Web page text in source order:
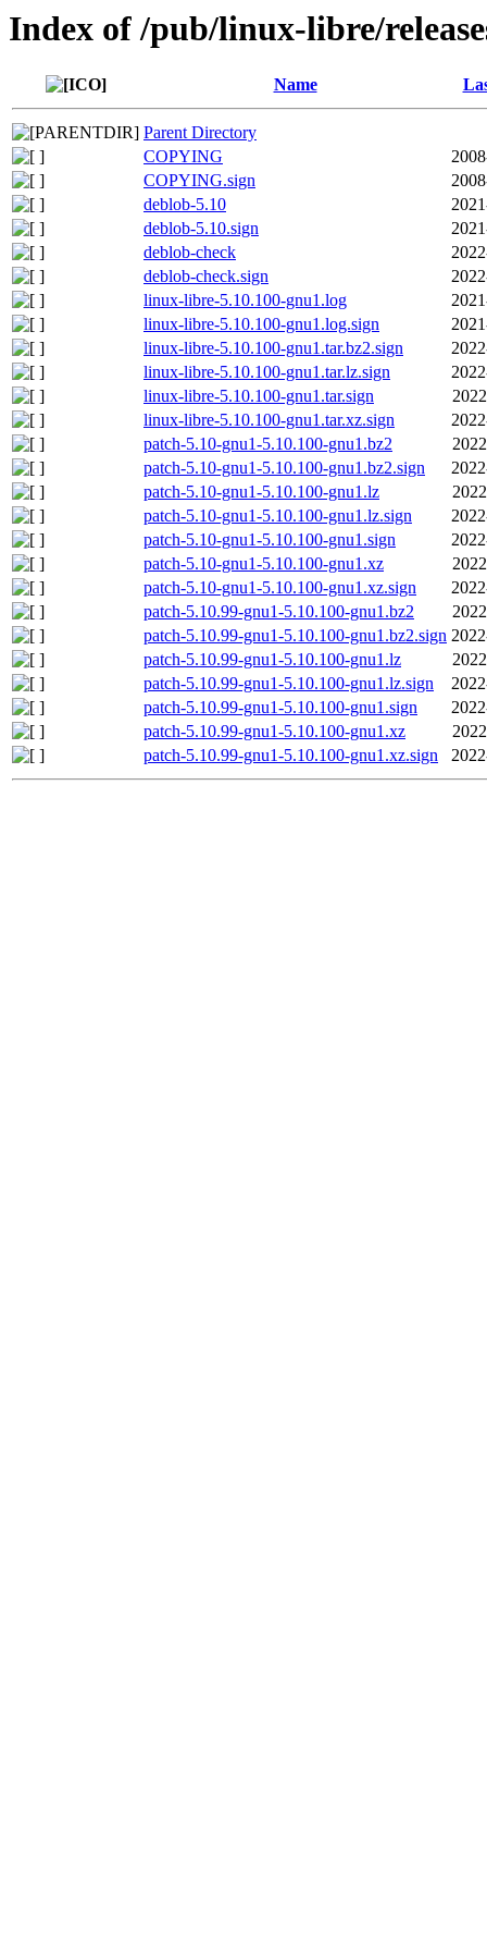
Index of /pub/linux-libre/
Name
Parent Directory
COPYING
COPYING.sign
deblob-5.10
deblob-5.10.sign
deblob-check
deblob-check.sign
linux-libre-5.10.100-gnu1.log
linux-libre-5.10.100-gnu1.log.sign
linux-libre-5.10.100-gnu1.tar.bz2.sign
linux-libre-5.10.100-gnu1.tar.lz.sign
linux-libre-5.10.100-gnu1.tar.sign
linux-libre-5.10.100-gnu1.tar.xz.sign
patch-5.10-gnu1-5.10.100-gnu1.bz2
patch-5.10-gnu1-5.10.100-gnu1.bz2.sign
patch-5.10-gnu1-5.10.100-gnu1.lz
patch-5.10-gnu1-5.10.100-gnu1.lz.sign
patch-5.10-gnu1-5.10.100-gnu1.sign
patch-5.10-gnu1-5.10.100-gnu1.xz
patch-5.10-gnu1-5.10.100-gnu1.xz.sign
patch-5.10.99-gnu1-5.10.100-gnu1.bz2
patch-5.10.99-gnu1-5.10.100-gnu1.bz2.sign
patch-5.10.99-gnu1-5.10.100-gnu1.lz
patch-5.10.99-gnu1-5.10.100-gnu1.lz.sign
patch-5.10.99-gnu1-5.10.100-gnu1.sign
patch-5.10.99-gnu1-5.10.100-gnu1.xz
patch-5.10.99-gnu1-5.10.100-gnu1.xz.sign